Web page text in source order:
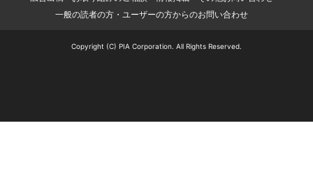
一般の読者の方・ユーザーの方からのお問い合わせ
Copyright (C) PIA Corporation. All Rights Reserved.